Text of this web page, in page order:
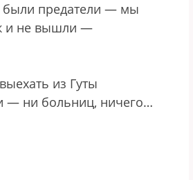
были предатели — мы
и не вышли —
из Гуты
— ни больниц, ничего…